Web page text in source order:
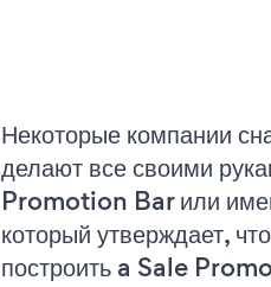
Некоторые компании
делают все своими
Promotion Bar или
который утверждает,
построить a Sale